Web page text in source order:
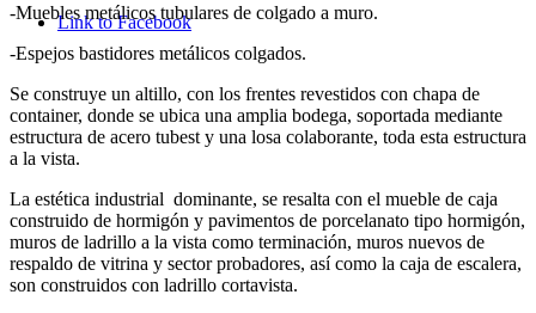
Link to Facebook
-Muebles metálicos tubulares de colgado a muro.
-Espejos bastidores metálicos colgados.
Se construye un altillo, con los frentes revestidos con chapa de
container, donde se ubica una amplia bodega, soportada mediante
estructura de acero tubest y una losa colaborante, toda esta estructura
a la vista.
La estética industrial dominante, se resalta con el mueble de caja
construido de hormigón y pavimentos de porcelanato tipo hormigón,
muros de ladrillo a la vista como terminación, muros nuevos de
respaldo de vitrina y sector probadores, así como la caja de escalera,
son construidos con ladrillo cortavista.